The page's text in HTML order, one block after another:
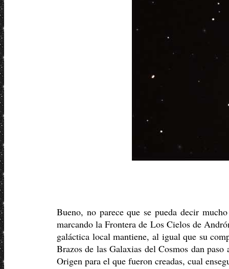
Bueno, no parece que se pueda decir
marcando la Frontera de Los Cielos de
galáctica local mantiene, al igual que su
Brazos de las Galaxias del Cosmos dan
Origen para el que fueron creadas, cual